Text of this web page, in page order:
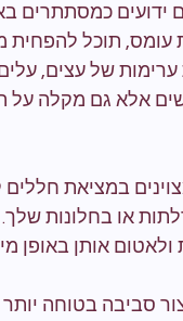
ידועים כמסתתרים
עומס, תוכל
ערימות של עצים,
אלא גם מקלה על
במציאת חללים
או בחלונות
ולאטום אותן באופן
סביבה בטוחה